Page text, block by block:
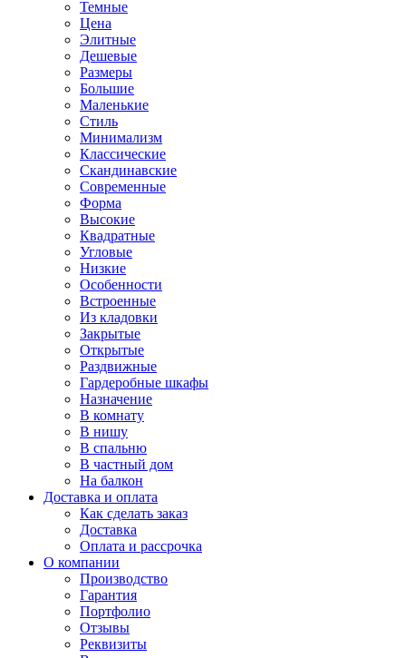
Темные
Цена
Элитные
Дешевые
Размеры
Большие
Маленькие
Стиль
Минимализм
Классические
Скандинавские
Современные
Форма
Высокие
Квадратные
Угловые
Низкие
Особенности
Встроенные
Из кладовки
Закрытые
Открытые
Раздвижные
Гардеробные шкафы
Назначение
В комнату
В нишу
В спальню
В частный дом
На балкон
Доставка и оплата
Как сделать заказ
Доставка
Оплата и рассрочка
О компании
Производство
Гарантия
Портфолио
Отзывы
Реквизиты